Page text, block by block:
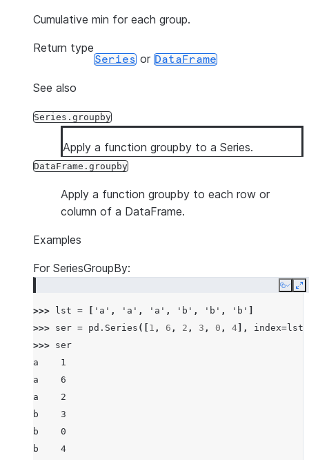
Cumulative min for each group.
Return type
Series or DataFrame
See also
Series.groupby
Apply a function groupby to a Series.
DataFrame.groupby
Apply a function groupby to each row or
column of a DataFrame.
Examples
For SeriesGroupBy:
Copy
>>> lst = 'a' , 'a' , 'a' , 'b' , 'b' , 'b'
>>> ser = pd . Series ([ 1 , 6 , 2 , 3 , 0 , 4 ], index=lst
>>> ser
a    1
a    6
a    2
b    3
b    0
b    4